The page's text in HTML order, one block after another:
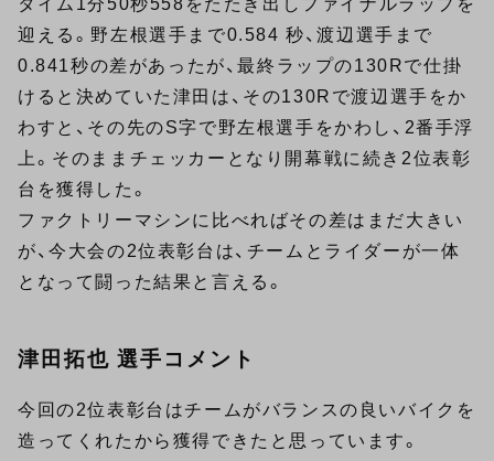
タイム1分50秒558をたたき出しファイナルラップを
迎える。野左根選手まで0.584 秒、渡辺選手まで
0.841秒の差があったが、最終ラップの130Rで仕掛
けると決めていた津田は、その130Rで渡辺選手をか
わすと、その先のS字で野左根選手をかわし、2番手浮
上。そのままチェッカーとなり開幕戦に続き2位表彰
台を獲得した。
ファクトリーマシンに比べればその差はまだ大きい
が、今大会の2位表彰台は、チームとライダーが一体
となって闘った結果と言える。
津田拓也 選手コメント
今回の2位表彰台はチームがバランスの良いバイクを
造ってくれたから獲得できたと思っています。